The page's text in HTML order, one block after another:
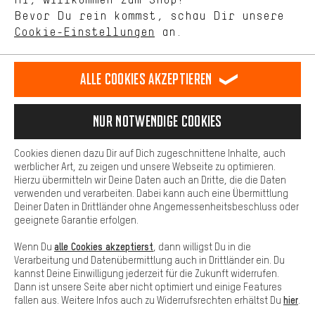
Deutsch
DE english
EN español
ES français
FR
VERTRAG WIDERRUFEN Aachener Community Affiliateprogramm
Datenschutz Allgemeine Geschäftsbedingungen
Hinweisgebersystem Hinweise zur Batterieentsorgung
Cookie-Einstellungen Kontrast ändern
Alle Preise verstehen sich in Euro und exkl. MwSt zuzüglich
Versandkostenfür Lieferung nachUSA.
Bevor Du rein kommst, schau Dir unsere
Cookie-Einstellungen an.
selbst Einfluss auf die Verbesserung unserer Webseite und
unseres Shop-Angebots.
Dein Shopping-Erlebnis wird komfortabler. Mit Komfort-Cookies
stellen wir Verknüpfungen zu Social Media Plattformen her. So
können wir dir weitere nützliche Inhalte und Informationen zur
Verfügung stellen. Zudem hast du die Möglichkeit zusätzliche
Services zu nutzen, die es dir erleichtern die richtigen Produkte zu
finden. Beispielsweise bieten wir eine Chat-Funktion an, damit
Fragen schnell und unkompliziert beantwortet werden können.
Basis
Basis-Cookies gewährleisten, dass Du unsere Webseite
grundsätzlich nutzen kannst.
Alle Cookies akzeptieren
Nur Notwendige Cookies
Cookies dienen dazu Dir auf Dich zugeschnittene Inhalte, auch
werblicher Art, zu zeigen und unsere Webseite zu optimieren.
Hierzu übermitteln wir Deine Daten auch an Dritte, die die Daten
verwenden und verarbeiten. Dabei kann auch eine Übermittlung
Deiner Daten in Drittländer ohne Angemessenheitsbeschluss oder
geeignete Garantie erfolgen.
Wenn Du alle Cookies akzeptierst , dann willigst Du in die
Verarbeitung und Datenübermittlung auch in Drittländer ein. Du
kannst Deine Einwilligung jederzeit für die Zukunft widerrufen.
Dann ist unsere Seite aber nicht optimiert und einige Features
fallen aus. Weitere Infos auch zu Widerrufsrechten erhältst Du hier